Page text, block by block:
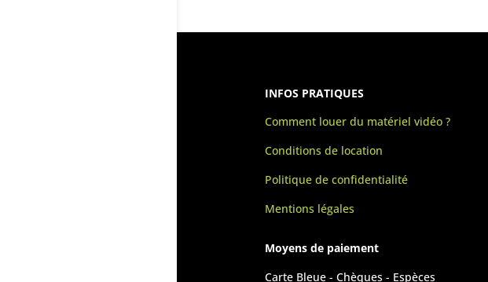
INFOS PRATIQUES
Comment louer du matériel vidéo ?
Conditions de location
Politique de confidentialité
Mentions légales
Moyens de paiement
Carte Bleue - Chèques - Espèces